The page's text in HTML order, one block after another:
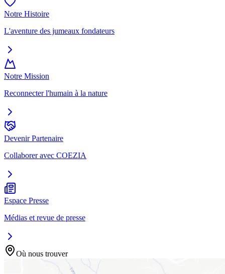
Notre Histoire
L'aventure des jumeaux fondateurs
Notre Mission
Reconnecter l'humain à la nature
Devenir Partenaire
Collaborer avec COEZIA
Espace Presse
Médias et revue de presse
Où nous trouver